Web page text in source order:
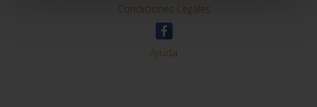
Condiciones Legales
Ayuda